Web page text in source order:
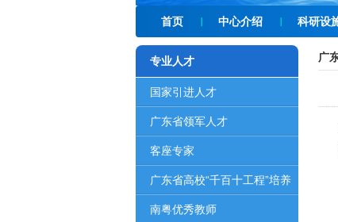
首页 中心介绍 科研设
专业人才
国家引进人才
广东省领军人才
客座专家
广东省高校“千百十工程”培养
对象
南粤优秀教师
广